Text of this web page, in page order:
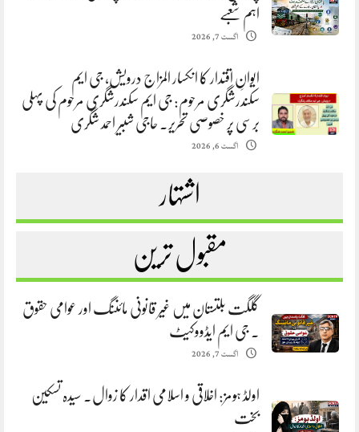
اہم شعبے
اگست 7, 2026
ایوانِ اقتدار کا انکسار المزاج درویش، جی ایم
سکندرشگری مرحوم: جی ایم سکندرشگری مرحوم کی پہلی
برسی پر خصوصی تحریر. حاجی شبیر احمد شگری
اگست 6, 2026
اشتہار
مقبول ترین
گلگت بلتستان میں غیر قانونی مائننگ اور عوامی حقوق
. جی ایم ایڈووکیٹ
اگست 7, 2026
اولڈ ہومز: اخلاقی و اسلامی اقدار کا زوال. سیدہ تسکین
بخت